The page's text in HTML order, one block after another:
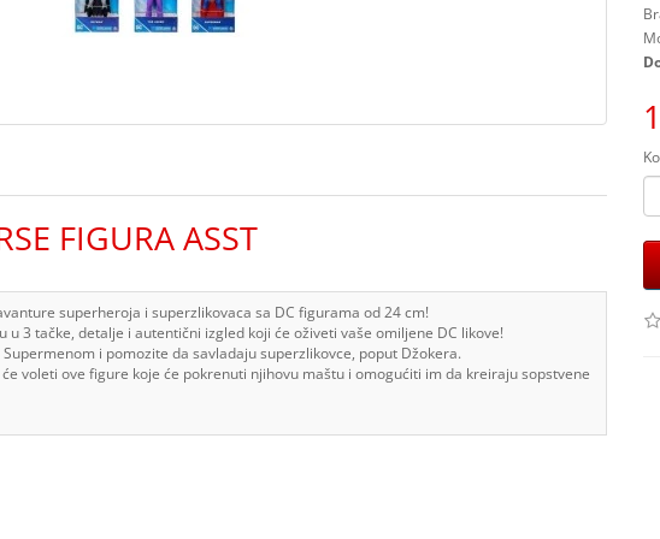
FIGURA ASST
superheroja i superzlikovaca sa DC figurama od 24 cm!
u 3 tačke, detalje i autentični izgled koji će oživeti vaše omiljene DC likove!
i pomozite da savladaju superzlikovce, poput Džokera.
voleti ove figure koje će pokrenuti njihovu maštu i omogućiti im da kreiraju sopstvene